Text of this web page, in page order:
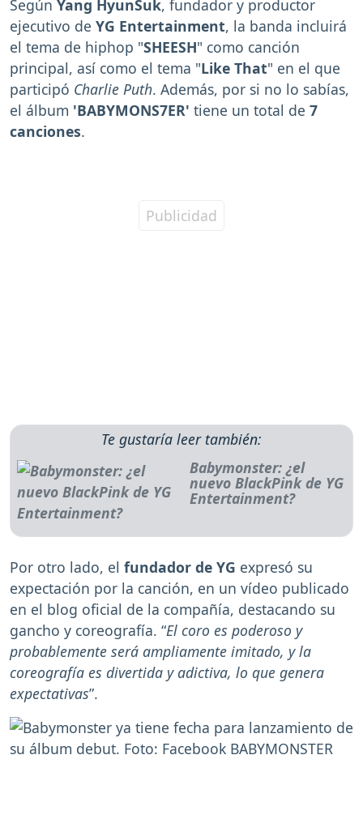
Según Yang HyunSuk, fundador y productor
ejecutivo de YG Entertainment, la banda incluirá
el tema de hiphop "SHEESH" como canción
principal, así como el tema "Like That" en el que
participó Charlie Puth. Además, por si no lo sabías,
el álbum 'BABYMONS7ER' tiene un total de 7
canciones.
Te gustaría leer también:
Babymonster: ¿el
nuevo BlackPink de YG
Entertainment?
Por otro lado, el fundador de YG expresó su
expectación por la canción, en un vídeo publicado
en el blog oficial de la compañía, destacando su
gancho y coreografía. “El coro es poderoso y
probablemente será ampliamente imitado, y la
coreografía es divertida y adictiva, lo que genera
expectativas”.